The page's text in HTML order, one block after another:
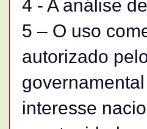
4 - A análise
5 – O uso
autorizado
interesse